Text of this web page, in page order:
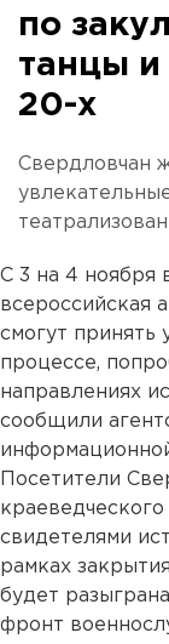
по
танцы и
20-х
Свердловчан
С 3 на 4 ноября
всероссийская
смогут принять
процессе,
направлениях
сообщили
Посетители
свидетелями
рамках
будет
фронт